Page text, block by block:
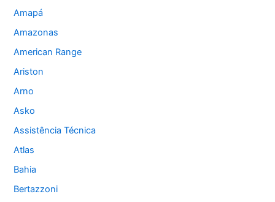
Amapá
Amazonas
American Range
Ariston
Arno
Asko
Assistência Técnica
Atlas
Bahia
Bertazzoni